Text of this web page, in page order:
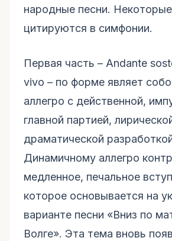
народные песни.
цитируются в симфонии.
Первая часть – Andante
vivo – по форме являет
аллегро с действенной,
главной партией,
драматической
Динамичному аллегро
медленное, печальное
которое основывается на
варианте песни «Вниз по
Волге». Эта тема вновь